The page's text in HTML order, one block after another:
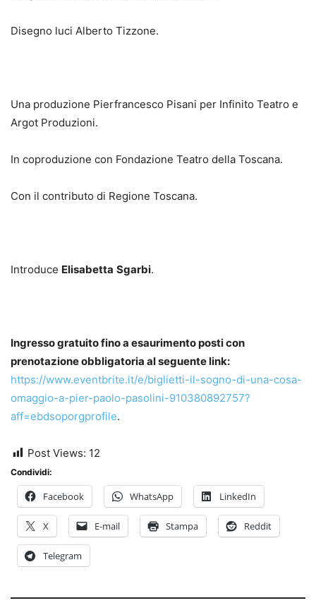
Disegno luci Alberto Tizzone.
Una produzione Pierfrancesco Pisani per Infinito Teatro e
Argot Produzioni.
In coproduzione con Fondazione Teatro della Toscana.
Con il contributo di Regione Toscana.
Introduce Elisabetta Sgarbi.
Ingresso gratuito fino a esaurimento posti con
prenotazione obbligatoria al seguente link:
https://www.eventbrite.it/e/biglietti-il-sogno-di-una-cosa-
omaggio-a-pier-paolo-pasolini-910380892757?
aff=ebdsoporgprofile.
Post Views: 12
Condividi:
Facebook WhatsApp LinkedIn
X E-mail Stampa Reddit
Telegram